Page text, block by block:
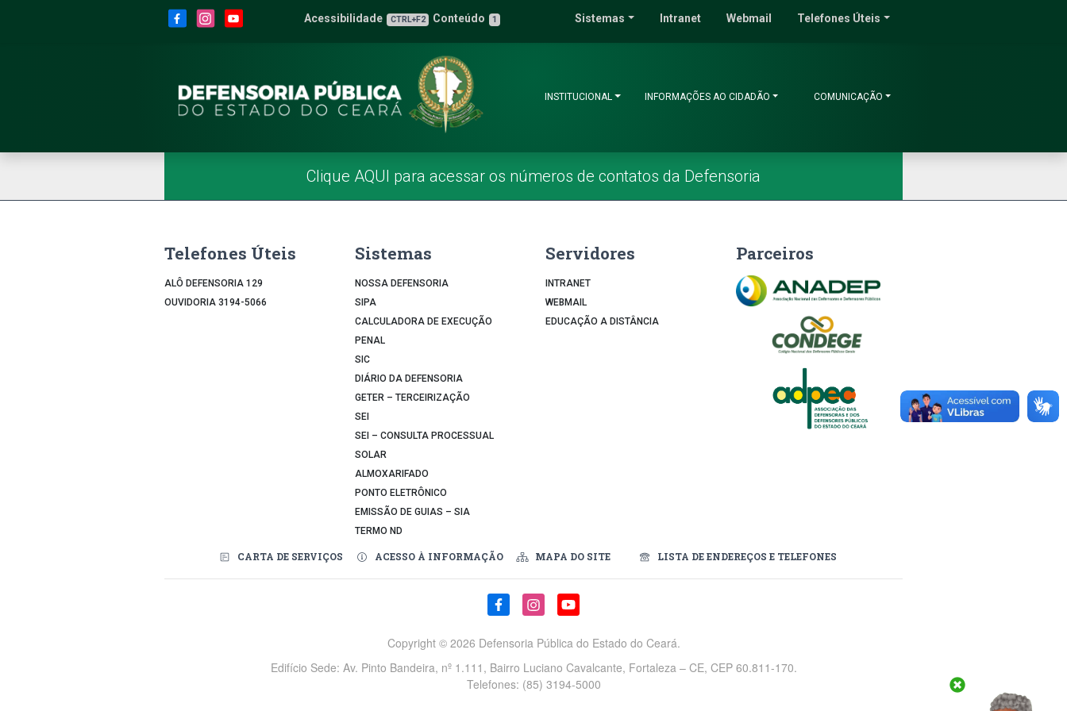
Site da Defensoria Pública do Estado do Ceará
Menu SuperiorRedes SociaisMenu de Acessibilidade
Acessibilidade CTRL+F2 Conteúdo 1
Menu 2
Rodapé 3 Sistemas Intranet Webmail Telefones Úteis
Menu PrincipalPágina Inicial INSTITUCIONAL INFORMAÇÕES AO CIDADÃO COMUNICAÇÃO
Clique AQUI para acessar os números de contatos da Defensoria
Telefones Úteis
ALÔ DEFENSORIA 129
OUVIDORIA 3194-5066
Sistemas
NOSSA DEFENSORIA
SIPA
CALCULADORA DE EXECUÇÃO
PENAL
SIC
DIÁRIO DA DEFENSORIA
GETER – TERCEIRIZAÇÃO
SEI
SEI – CONSULTA PROCESSUAL
SOLAR
ALMOXARIFADO
PONTO ELETRÔNICO
EMISSÃO DE GUIAS – SIA
TERMO ND
Servidores
INTRANET
WEBMAIL
EDUCAÇÃO A DISTÂNCIA
Parceiros
CARTA DE SERVIÇOS ACESSO À INFORMAÇÃO MAPA DO SITE LISTA DE ENDEREÇOS E TELEFONES
Copyright © 2026 Defensoria Pública do Estado do Ceará.
Edifício Sede: Av. Pinto Bandeira, nº 1.111, Bairro Luciano Cavalcante, Fortaleza – CE, CEP 60.811-170.
Telefones: (85) 3194-5000